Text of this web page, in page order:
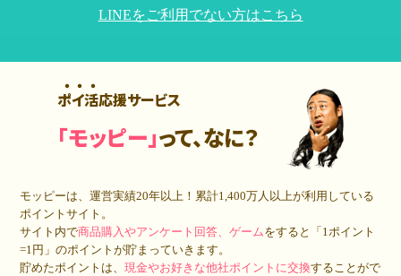
LINEをご利用でない方はこちら
ポイ活応援サービス
「モッピー」って、なに？
モッピーは、運営実績20年以上！累計1,400万人 以上が利用している
ポイントサイト。
サイト内で商品購入やアンケート回答、ゲームをすると「1ポイント
=1円」のポイントが貯まっていきます。
貯めたポイントは、現金やお好きな他社ポイントに交換することがで